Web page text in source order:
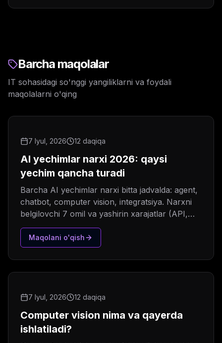
Barcha maqolalar
IT sohasidagi so'nggi yangiliklarni va foydali
maqolalarni o'qing
7 Iyul, 2026 12 daqiqa
AI yechimlar narxi 2026: qaysi
yechim qancha turadi
Barcha AI yechimlar narxi bitta jadvalda: agent,
chatbot, computer vision, integratsiya. Narxni
belgilovchi 7 omil va yashirin xarajatlar (API,
server, monitoring).
Maqolani o'qish
7 Iyul, 2026 12 daqiqa
Computer vision nima va qayerda
ishlatiladi?